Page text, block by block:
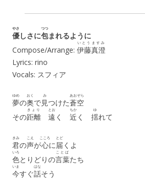
優
やさ
しさに包
つつ
まれるように
Compose/Arrange: 伊藤
いとう
真澄
ますみ
Lyrics: rino
Vocals: スフィア
夢
ゆめ
の奥
おく
で見
み
つけた蒼空
あおぞら
その距離
きょり
遠
とお
く 近
ちか
く 揺
ゆ
れて
君
きみ
の声
こえ
が心
こころ
に届
とど
くよ
色
いろ
とりどりの言葉
ことば
たち
今
いま
すぐ話
はな
そう